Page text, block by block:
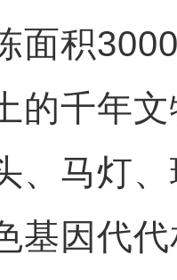
面积
的千年
、马灯
因代代